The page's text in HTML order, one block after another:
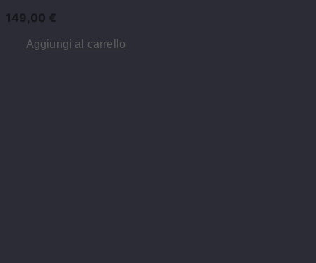
149,00 €
Aggiungi al carrello